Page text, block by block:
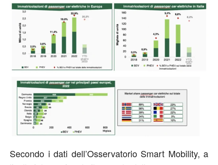
Secondo i dati dell’Osservatorio Smart Mobility, a